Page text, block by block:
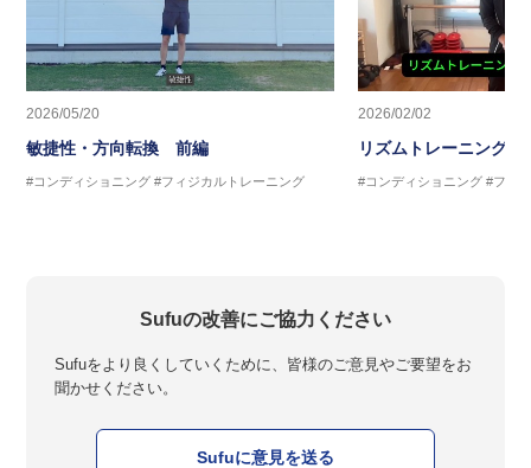
2026/05/20
敏捷性・方向転換 前編
#コンディショニング #フィジカルトレーニング
2026/02/02
リズムトレーニング
#コンディショニング #フィ
Sufuの改善にご協力ください
Sufuをより良くしていくために、皆様のご意見やご要望をお
聞かせください。
Sufuに意見を送る